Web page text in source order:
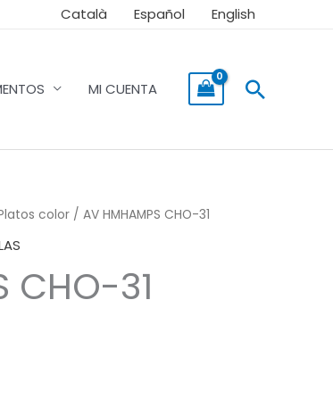
Català Español English
MI CUENTA Buscar
color / AV HMHAMPS CHO-31
CHO-31